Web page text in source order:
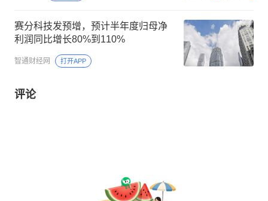
赛分科技发预增，预计半年度归母净
利润同比增长80%到110%
智通财经网 打开APP
评论